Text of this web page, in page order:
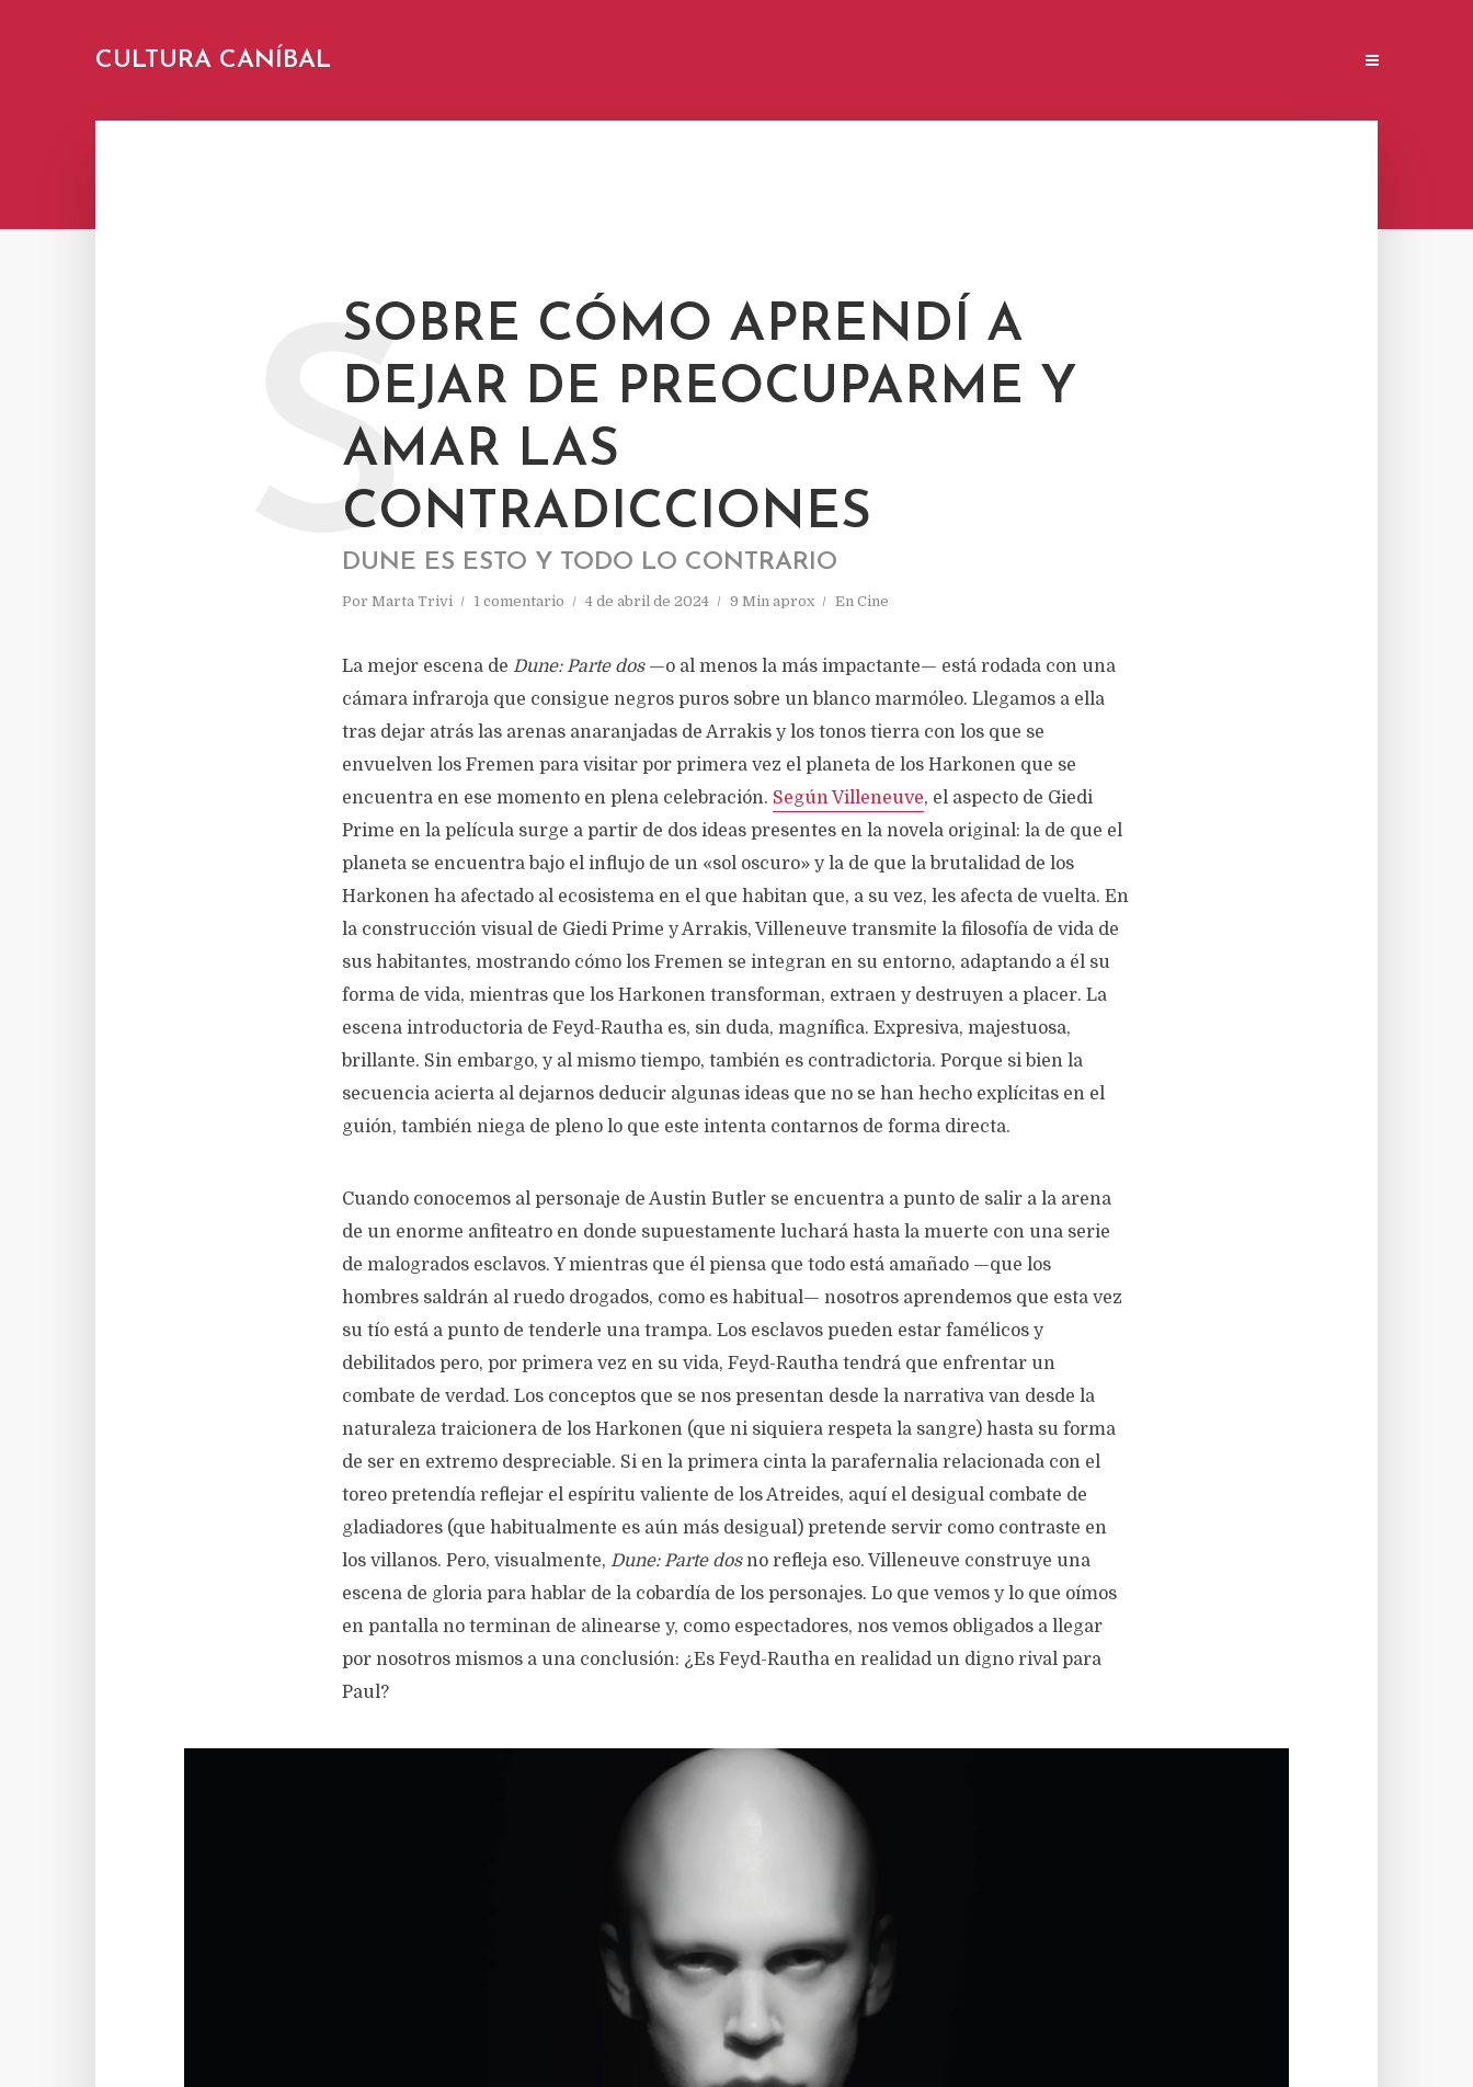
CULTURA CANÍBAL
SOBRE CÓMO APRENDÍ A
DEJAR DE PREOCUPARME Y
AMAR LAS
CONTRADICCIONES
DUNE ES ESTO Y TODO LO CONTRARIO
Por Marta Trivi 1 comentario 4 de abril de 2024 9 Min aprox En Cine
S
La mejor escena de Dune: Parte dos —o al menos la más impactante— está rodada con una
cámara infraroja que consigue negros puros sobre un blanco marmóleo. Llegamos a ella
tras dejar atrás las arenas anaranjadas de Arrakis y los tonos tierra con los que se
envuelven los Fremen para visitar por primera vez el planeta de los Harkonen que se
encuentra en ese momento en plena celebración. Según Villeneuve, el aspecto de Giedi
Prime en la película surge a partir de dos ideas presentes en la novela original: la de que el
planeta se encuentra bajo el influjo de un «sol oscuro» y la de que la brutalidad de los
Harkonen ha afectado al ecosistema en el que habitan que, a su vez, les afecta de vuelta. En
la construcción visual de Giedi Prime y Arrakis, Villeneuve transmite la filosofía de vida de
sus habitantes, mostrando cómo los Fremen se integran en su entorno, adaptando a él su
forma de vida, mientras que los Harkonen transforman, extraen y destruyen a placer. La
escena introductoria de Feyd-Rautha es, sin duda, magnífica. Expresiva, majestuosa,
brillante. Sin embargo, y al mismo tiempo, también es contradictoria. Porque si bien la
secuencia acierta al dejarnos deducir algunas ideas que no se han hecho explícitas en el
guión, también niega de pleno lo que este intenta contarnos de forma directa.
Cuando conocemos al personaje de Austin Butler se encuentra a punto de salir a la arena
de un enorme anfiteatro en donde supuestamente luchará hasta la muerte con una serie
de malogrados esclavos. Y mientras que él piensa que todo está amañado —que los
hombres saldrán al ruedo drogados, como es habitual— nosotros aprendemos que esta vez
su tío está a punto de tenderle una trampa. Los esclavos pueden estar famélicos y
debilitados pero, por primera vez en su vida, Feyd-Rautha tendrá que enfrentar un
combate de verdad. Los conceptos que se nos presentan desde la narrativa van desde la
naturaleza traicionera de los Harkonen (que ni siquiera respeta la sangre) hasta su forma
de ser en extremo despreciable. Si en la primera cinta la parafernalia relacionada con el
toreo pretendía reflejar el espíritu valiente de los Atreides, aquí el desigual combate de
gladiadores (que habitualmente es aún más desigual) pretende servir como contraste en
los villanos. Pero, visualmente, Dune: Parte dosno refleja eso. Villeneuve construye una
escena de gloria para hablar de la cobardía de los personajes. Lo que vemos y lo que oímos
en pantalla no terminan de alinearse y, como espectadores, nos vemos obligados a llegar
por nosotros mismos a una conclusión: ¿Es Feyd-Rautha en realidad un digno rival para
Paul?